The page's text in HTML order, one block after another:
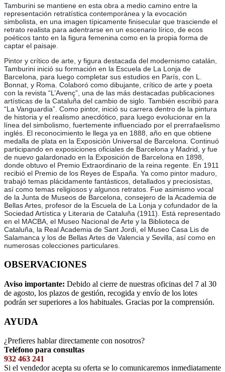
Tamburini se mantiene en esta obra a medio camino entre la
representación retratística contemporánea y la evocación
simbolista, en una imagen típicamente finisecular que trasciende el
retrato realista para adentrarse en un escenario lírico, de ecos
poéticos tanto en la figura femenina como en la propia forma de
captar el paisaje.
Pintor y crítico de arte, y figura destacada del modernismo catalán,
Tamburini inició su formación en la Escuela de La Lonja de
Barcelona, para luego completar sus estudios en París, con L.
Bonnat, y Roma. Colaboró como dibujante, crítico de arte y poeta
con la revista “L’Avenç”, una de las más destacadas publicaciones
artísticas de la Cataluña del cambio de siglo. También escribió para
“La Vanguardia”. Como pintor, inició su carrera dentro de la pintura
de historia y el realismo anecdótico, para luego evolucionar en la
línea del simbolismo, fuertemente influenciado por el prerrafaelismo
inglés. El reconocimiento le llega ya en 1888, año en que obtiene
medalla de plata en la Exposición Universal de Barcelona. Continuó
participando en exposiciones oficiales de Barcelona y Madrid, y fue
de nuevo galardonado en la Exposición de Barcelona en 1898,
donde obtuvo el Premio Extraordinario de la reina regente. En 1911
recibió el Premio de los Reyes de España. Ya como pintor maduro,
trabajó temas plácidamente fantásticos, detallados y preciosistas,
así como temas religiosos y algunos retratos. Fue asimismo vocal
de la Junta de Museos de Barcelona, consejero de la Academia de
Bellas Artes, profesor de la Escuela de La Lonja y cofundador de la
Sociedad Artística y Literaria de Cataluña (1911). Está representado
en el MACBA, el Museo Nacional de Arte y la Biblioteca de
Cataluña, la Real Academia de Sant Jordi, el Museo Casa Lis de
Salamanca y los de Bellas Artes de Valencia y Sevilla, así como en
numerosas colecciones particulares.
OBSERVACIONES
Aviso importante: Debido al cierre de nuestras oficinas del 7 al 30
de agosto, los plazos de gestión, recogida y envío de los lotes
podrán ser superiores a los habituales. Gracias por la comprensión.
AYUDA
¿Prefieres hablar directamente con nosotros?
Teléfono para consultas
932 463 241
Si el vendedor acepta su oferta se lo comunicaremos inmediatamente